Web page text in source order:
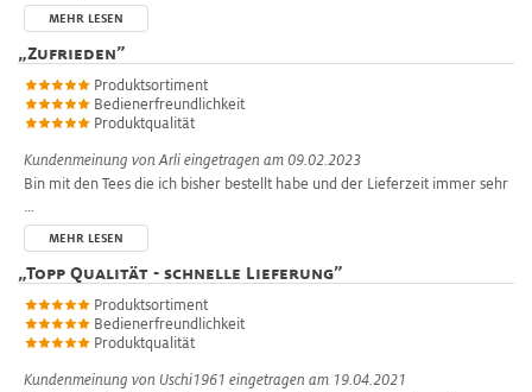
MEHR LESEN
„Zufrieden”
Produktsortiment
Bedienerfreundlichkeit
Produktqualität
Kundenmeinung vonArli eingetragen am 09.02.2023
Bin mit den Tees die ich bisher bestellt habe und der Lieferzeit immer sehr
…
MEHR LESEN
„Topp Qualität - schnelle Lieferung”
Produktsortiment
Bedienerfreundlichkeit
Produktqualität
Kundenmeinung von Uschi1961 eingetragen am 19.04.2021